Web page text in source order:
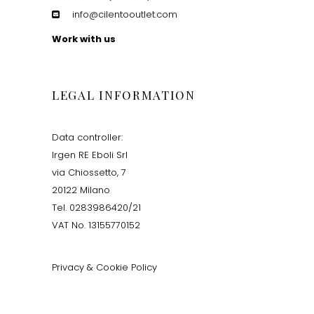
info@cilentooutlet.com
Work with us
LEGAL INFORMATION
Data controller:
Irgen RE Eboli Srl
via Chiossetto, 7
20122 Milano
Tel. 0283986420/21
VAT No. 13155770152
Privacy & Cookie Policy